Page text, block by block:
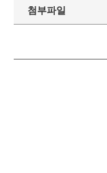
첨부파일